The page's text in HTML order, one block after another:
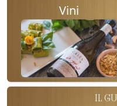
Vini
IL